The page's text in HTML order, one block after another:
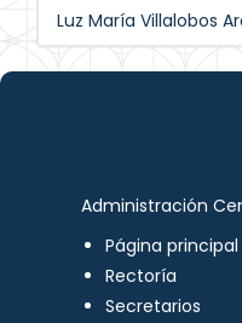
Luz María Villalobos
Administración
Página principal
Rectoría
Secretarios